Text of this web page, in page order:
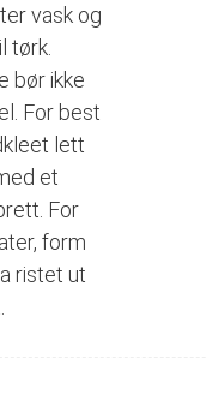
vask og
tørk.
bør ikke
For best
lett
et
For
form
ristet ut